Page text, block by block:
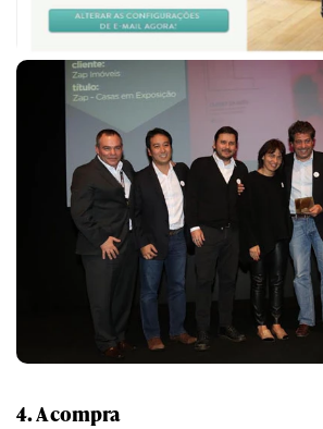
4. A compra